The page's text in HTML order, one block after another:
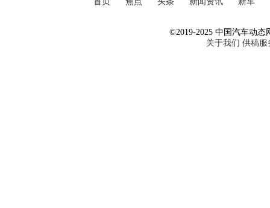
©2019-2025 中国汽车动态
关于我们 供稿服